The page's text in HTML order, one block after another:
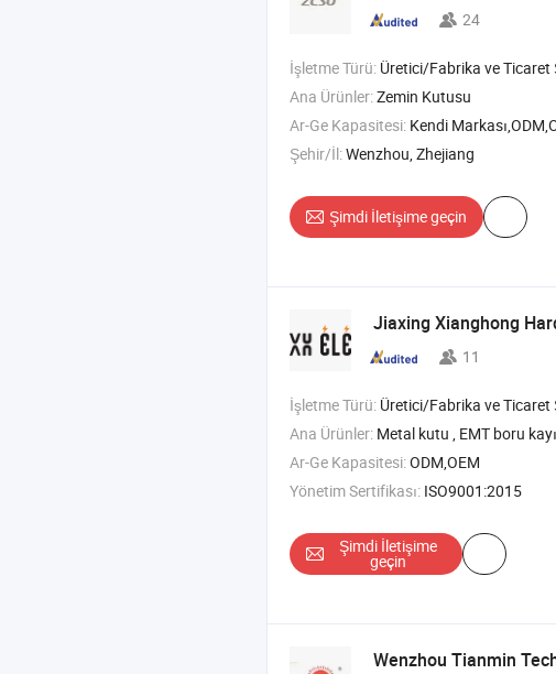
24
İşletme Türü: Üretici/Fabrika ve Ticaret
Ana Ürünler:Zemin Kutusu
Ar-Ge Kapasitesi: Kendi
Şehir/İl:Wenzhou, Zhejiang
Şimdi İletişime geçin
Jiaxing Xianghong
11
İşletme Türü: Üretici/Fabrika ve Ticaret
Ana Ürünler: Metal kutu , EMT boru kayışı iki delik , Boru askısı , Evrensel boru
Ar-Ge Kapasitesi:ODM,OEM
Yönetim Sertifikası: ISO9001:2015
Şimdi İletişime
geçin
Wenzhou Tianmin